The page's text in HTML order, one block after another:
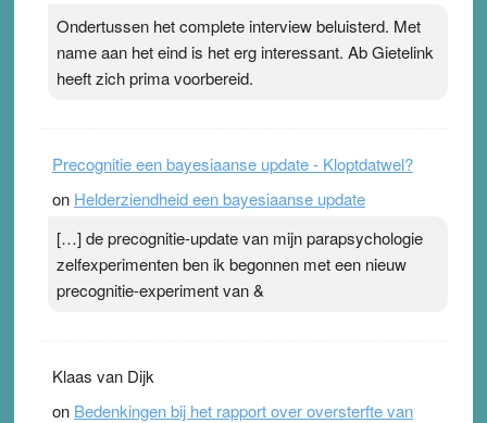
Pleisterplakkers in de topspsort ›[...]
Ondertussen het complete interview beluisterd. Met
name aan het eind is het erg interessant. Ab Gietelink
heeft zich prima voorbereid.
Precognitie een bayesiaanse update - Kloptdatwel?
on Helderziendheid een bayesiaanse update
[…] de precognitie-update van mijn parapsychologie
zelfexperimenten ben ik begonnen met een nieuw
precognitie-experiment van &
Klaas van Dijk
on Bedenkingen bij het rapport over oversterfte van